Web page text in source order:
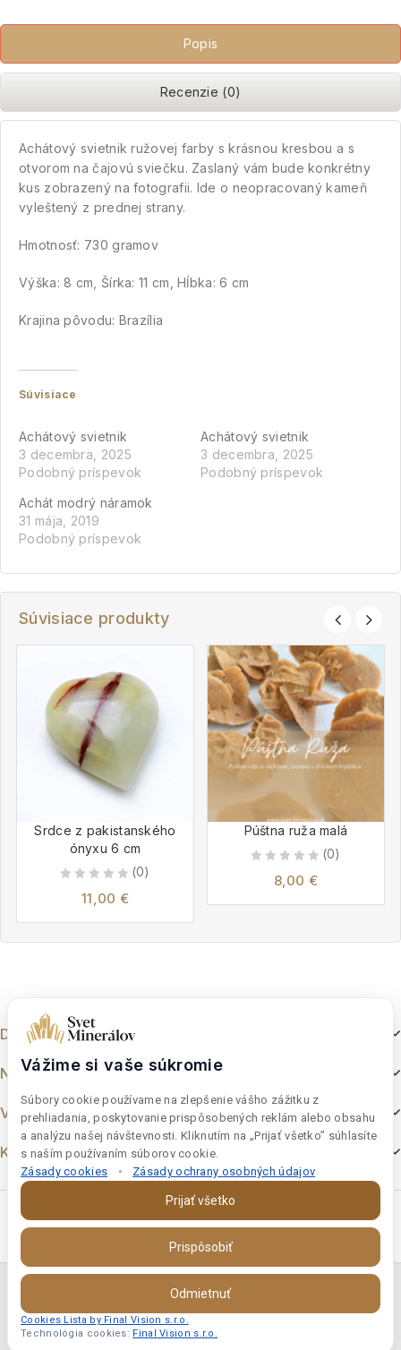
Popis
Recenzie (0)
Achátový svietnik ružovej farby s krásnou kresbou a s
otvorom na čajovú sviečku. Zaslaný vám bude konkrétny
kus zobrazený na fotografii. Ide o neopracovaný kameň
vyleštený z prednej strany.
Hmotnosť: 730 gramov
Výška: 8 cm, Šírka: 11 cm, Hĺbka: 6 cm
Krajina pôvodu: Brazília
Súvisiace
Achátový svietnik
3 decembra, 2025
Podobný príspevok
Achátový svietnik
3 decembra, 2025
Podobný príspevok
Achát modrý náramok
31 mája, 2019
Podobný príspevok
Súvisiace produkty
Srdce z pakistanského
ónyxu 6 cm
(0)
11,00 €
Púštna ruža malá
(0)
8,00 €
Dokumenty
Nakupovanie
Výber z e-shopu
Kontakt
IČO:46997181 DIČ:SK 2023693386
Vážime si vaše súkromie
Súbory cookie používame na zlepšenie vášho zážitku z
prehliadania, poskytovanie prispôsobených reklám alebo obsahu
a analýzu našej návštevnosti. Kliknutím na „Prijať všetko” súhlasíte
s naším používaním súborov cookie.
Zásady cookies
• Zásady ochrany osobných údajov
Prispôsobiť
Odmietnuť
Prijať všetko
Cookies Lista by Final Vision s.r.o.
Technológia cookies: Final Vision s.r.o.